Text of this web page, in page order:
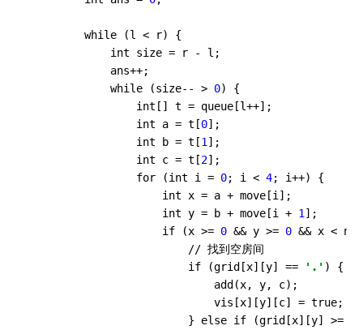
        while (l < r) {
            int size = r - l;
            ans++;
            while (size-- >
0) {
                int[] t = queue[l++];
                int a = t[
0];
                int b = t[
1 ];
                int c = t[
2];
                for (int i =
0; i < 4; i++) {
                    int x = a + move[i];
                    int y = b + move[i +
1 ];
                    if (x >=
0 && y >= 0 && x < n
                        // 找到空房间
                        if (grid[x][y] ==
'.' ) {
                            add(x, y, c);
                            vis[x][y][c] = true;
                        } else if (grid[x][y] >=